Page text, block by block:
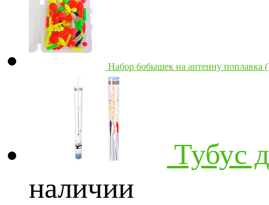
Набор бобышек на антенну поплавка
Тубус
наличии